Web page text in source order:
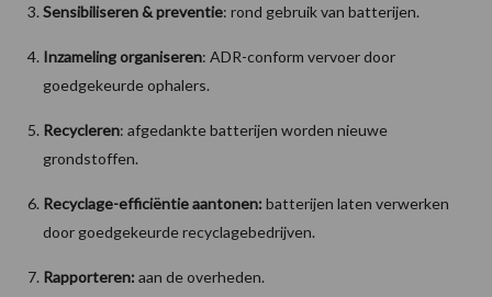
Sensibiliseren & preventie: rond gebruik van batterijen.
Inzameling organiseren: ADR-conform vervoer door
goedgekeurde ophalers.
Recycleren: afgedankte batterijen worden nieuwe
grondstoffen.
Recyclage-efficiëntie aantonen: batterijen laten verwerken
door goedgekeurde recyclagebedrijven.
Rapporteren: aan de overheden.